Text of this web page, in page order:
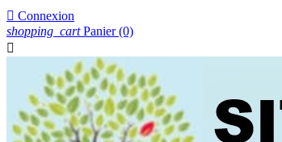
 Connexion
shopping_cart Panier (0)
